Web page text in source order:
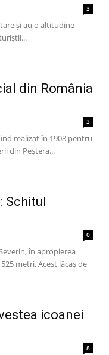
3
și au o altitudine
din România
3
realizat în 1908 pentru
din Peștera...
Schitul
0
în apropierea
metri. Acest lăcaș de
icoanei
8